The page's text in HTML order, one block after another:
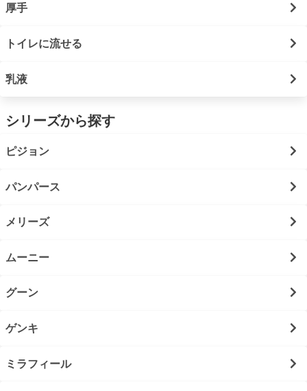
厚手
トイレに流せる
乳液
シリーズから探す
ピジョン
パンパース
メリーズ
ムーニー
グーン
ゲンキ
ミラフィール